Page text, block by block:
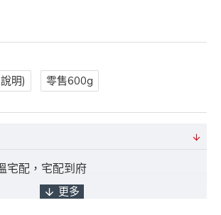
明)
零售600g
宅配，宅配到府